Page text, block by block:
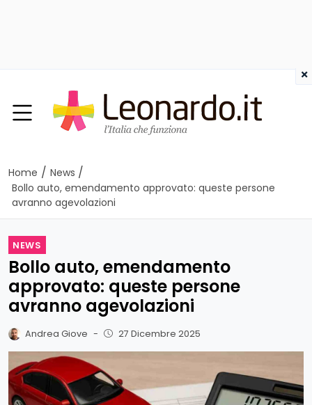
Home / News /
Bollo auto, emendamento approvato: queste persone
avranno agevolazioni
NEWS
Bollo auto, emendamento
approvato: queste persone
avranno agevolazioni
Andrea Giove - 27 Dicembre 2025
×